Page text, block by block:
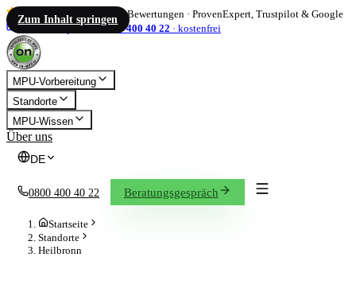
Zum Inhalt springen
4,86 / 5 1.833 Bewertungen · ProvenExpert, Trustpilot & Google
info@on-mpu.de
0800 400 40 22 · kostenfrei
MPU-Vorbereitung
Standorte
MPU-Wissen
Über uns
DE
0800 400 40 22 Beratungsgespräch
Startseite
Standorte
Heilbronn